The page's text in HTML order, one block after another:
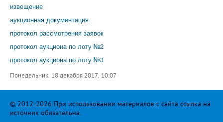
извещение
аукционная документация
протокол рассмотрения заявок
протокол аукциона по лоту №2
протокол аукциона по лоту №3
Понедельник, 18 декабря 2017, 10:07
© 2012-2026 При использовании материалов с сайта ссылка на
источник обязательна.